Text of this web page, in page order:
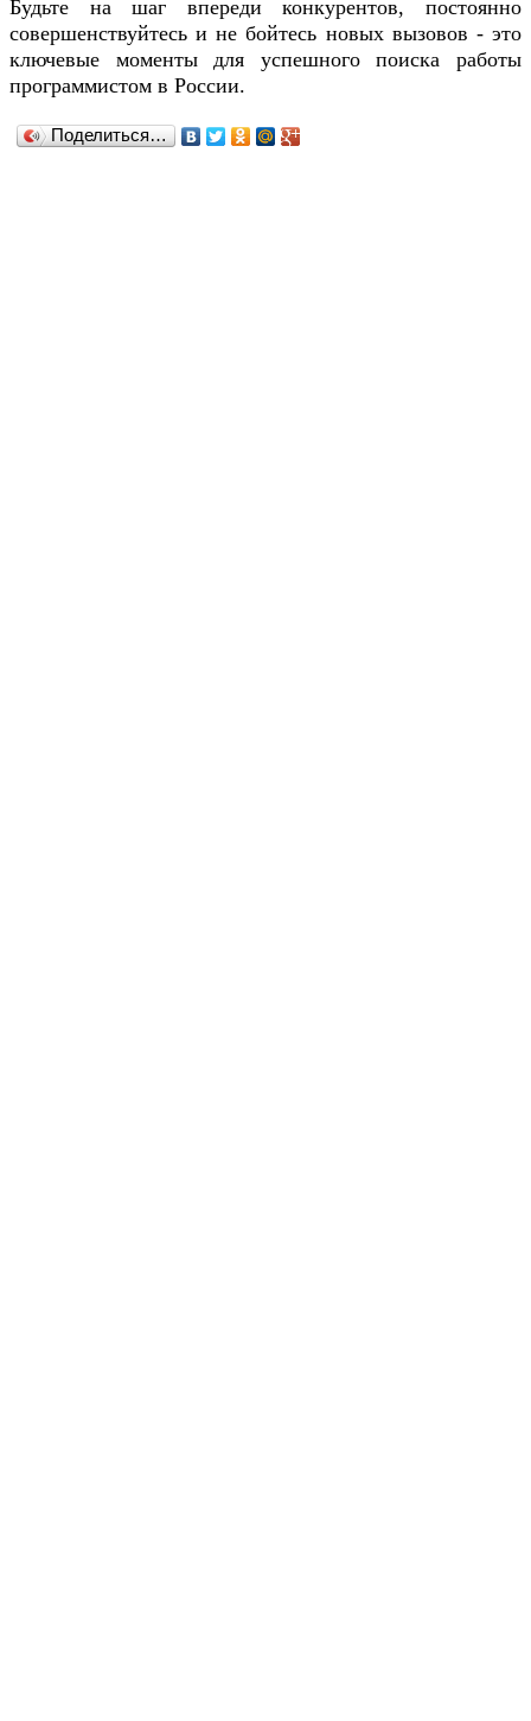
Будьте на шаг впереди конкурентов, постоянно
совершенствуйтесь и не бойтесь новых вызовов - это
ключевые моменты для успешного поиска работы
программистом в России.
Поделиться…